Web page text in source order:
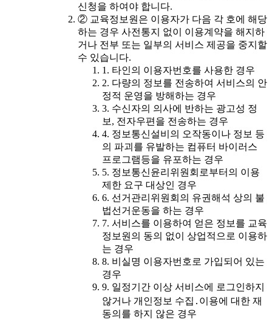
신청을 하여야 합니다.
② 교육정보원은 이용자가 다음 각 호에 해당
하는 경우 사전통지 없이 이용계약을 해지하
거나 전부 또는 일부의 서비스 제공을 중지할
수 있습니다.
1. 타인의 이용자번호를 사용한 경우
2. 다량의 정보를 전송하여 서비스의 안
정적 운영을 방해하는 경우
3. 수신자의 의사에 반하는 광고성 정
보, 전자우편을 전송하는 경우
4. 정보통신설비의 오작동이나 정보 등
의 파괴를 유발하는 컴퓨터 바이러스
프로그램등을 유포하는 경우
5. 정보통신윤리위원회로부터의 이용
제한 요구 대상인 경우
6. 선거관리위원회의 유권해석 상의 불
법선거운동을 하는 경우
7. 서비스를 이용하여 얻은 정보를 교육
정보원의 동의 없이 상업적으로 이용하
는 경우
8. 비실명 이용자번호로 가입되어 있는
경우
9. 일정기간 이상 서비스에 로그인하지
않거나 개인정보 수집․이용에 대한 재
동의를 하지 않은 경우